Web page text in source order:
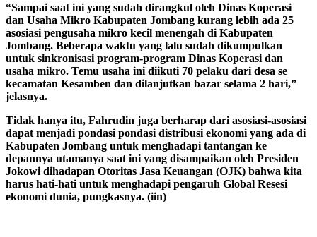
“Sampai saat ini yang sudah dirangkul oleh Dinas Koperasi
dan Usaha Mikro Kabupaten Jombang kurang lebih ada 25
asosiasi pengusaha mikro kecil menengah di Kabupaten
Jombang. Beberapa waktu yang lalu sudah dikumpulkan
untuk sinkronisasi program-program Dinas Koperasi dan
usaha mikro. Temu usaha ini diikuti 70 pelaku dari desa se
kecamatan Kesamben dan dilanjutkan bazar selama 2 hari,”
jelasnya.
Tidak hanya itu, Fahrudin juga berharap dari asosiasi-asosiasi
dapat menjadi pondasi pondasi distribusi ekonomi yang ada di
Kabupaten Jombang untuk menghadapi tantangan ke
depannya utamanya saat ini yang disampaikan oleh Presiden
Jokowi dihadapan Otoritas Jasa Keuangan (OJK) bahwa kita
harus hati-hati untuk menghadapi pengaruh Global Resesi
ekonomi dunia, pungkasnya. (iin)